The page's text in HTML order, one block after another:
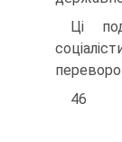
Ці
46